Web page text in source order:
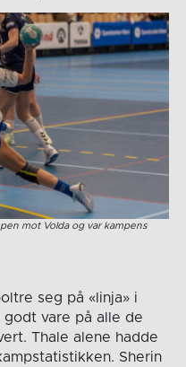
mot Volda og var kampens
seg på «linja» i
vare på alle de
Thale alene hadde
Sherin